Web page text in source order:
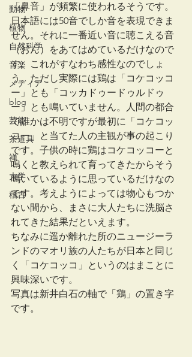
動物
植物
自然科学
音楽
メディア
blog
芸能
茶道具
禅
大学
稽古
「鼻音」が頻繁に使われるそうです。
日本語には50音でしか音を表現できま
せん。それに一番近い音に聴こえる音
（おん）をあてはめているだけなので
す。これがすなわち感性なのでしょ
う。ただし実際には鶏は「コケコッコ
ー」とも「コッカドゥードゥルドゥ
ー」とも鳴いていません。人間の都合
で誰かは不明ですが最初に「コケコッ
コー」と当てた人の主観が事の起こり
です。子供の時に鶏はコケコッコーと
鳴くと教えられて育ってきたからそう
鳴いているように思っているだけなの
です。考えようによっては物心もつか
ない間から、まさに大人たちに洗脳さ
れてきた結果だといえます。
ちなみに遥か離れた所のニュージーラ
ンドのマオリ族の人たちが日本と同じ
く「コケコッコ」というのはまことに
興味深いです。
写真は新井白石の軸で「鶏」の置き字
です。